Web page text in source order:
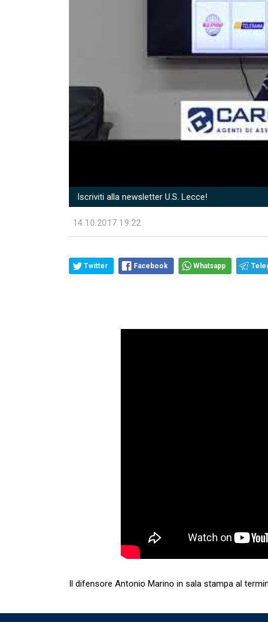
Iscriviti alla newsletter U.S. Lecce!
14.10.2017 19:22
Twitter Facebook Whatsapp
Il difensore Antonio Marino in sala stampa al